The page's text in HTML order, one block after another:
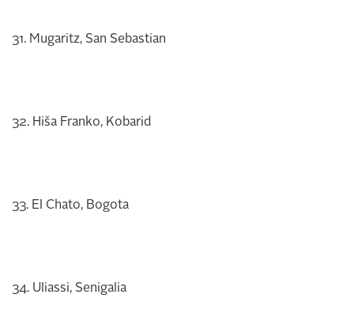
31. Mugaritz, San Sebastian
32. Hiša Franko, Kobarid
33. El Chato, Bogota
34. Uliassi, Senigalia